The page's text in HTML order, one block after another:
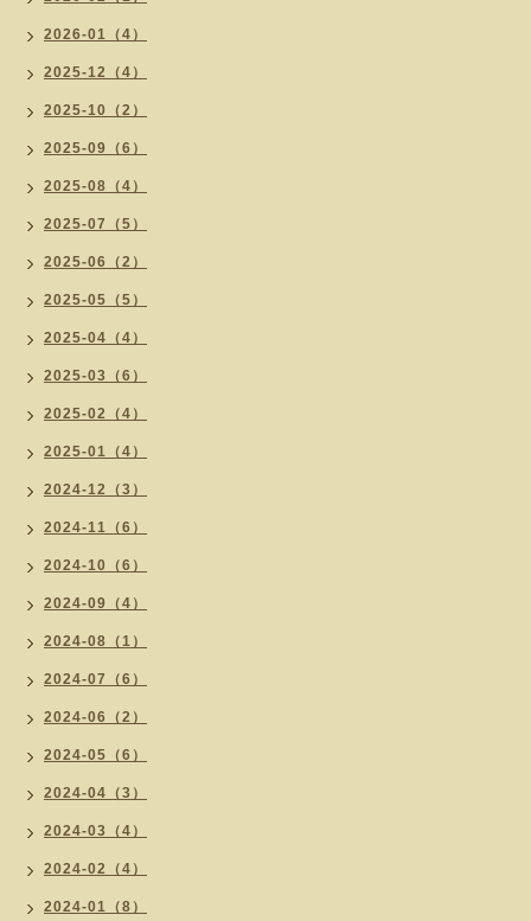
2026-01（4）
2025-12（4）
2025-10（2）
2025-09（6）
2025-08（4）
2025-07（5）
2025-06（2）
2025-05（5）
2025-04（4）
2025-03（6）
2025-02（4）
2025-01（4）
2024-12（3）
2024-11（6）
2024-10（6）
2024-09（4）
2024-08（1）
2024-07（6）
2024-06（2）
2024-05（6）
2024-04（3）
2024-03（4）
2024-02（4）
2024-01（8）